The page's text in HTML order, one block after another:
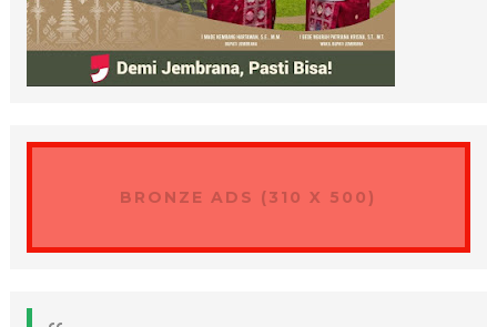
BRONZE ADS (310 X 500)